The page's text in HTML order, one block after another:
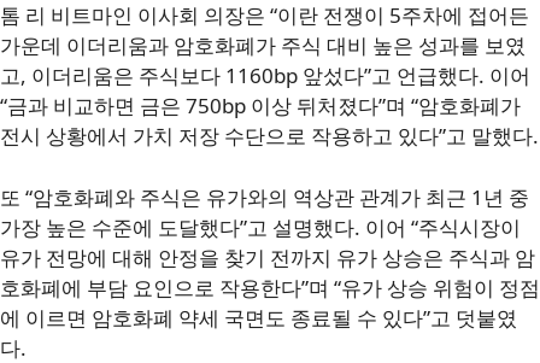
톰 리 비트마인 이사회 의장은 “이란 전쟁이 5주차에 접어든
가운데 이더리움과 암호화폐가 주식 대비 높은 성과를 보였
고, 이더리움은 주식보다 1160bp 앞섰다”고 언급했다. 이어
“금과 비교하면 금은 750bp 이상 뒤처졌다”며 “암호화폐가
전시 상황에서 가치 저장 수단으로 작용하고 있다”고 말했다.
또 “암호화폐와 주식은 유가와의 역상관 관계가 최근 1년 중
가장 높은 수준에 도달했다”고 설명했다. 이어 “주식시장이
유가 전망에 대해 안정을 찾기 전까지 유가 상승은 주식과 암
호화폐에 부담 요인으로 작용한다”며 “유가 상승 위험이 정점
에 이르면 암호화폐 약세 국면도 종료될 수 있다”고 덧붙였
다.